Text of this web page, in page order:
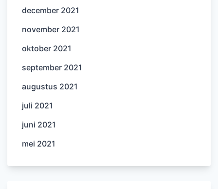
december 2021
november 2021
oktober 2021
september 2021
augustus 2021
juli 2021
juni 2021
mei 2021